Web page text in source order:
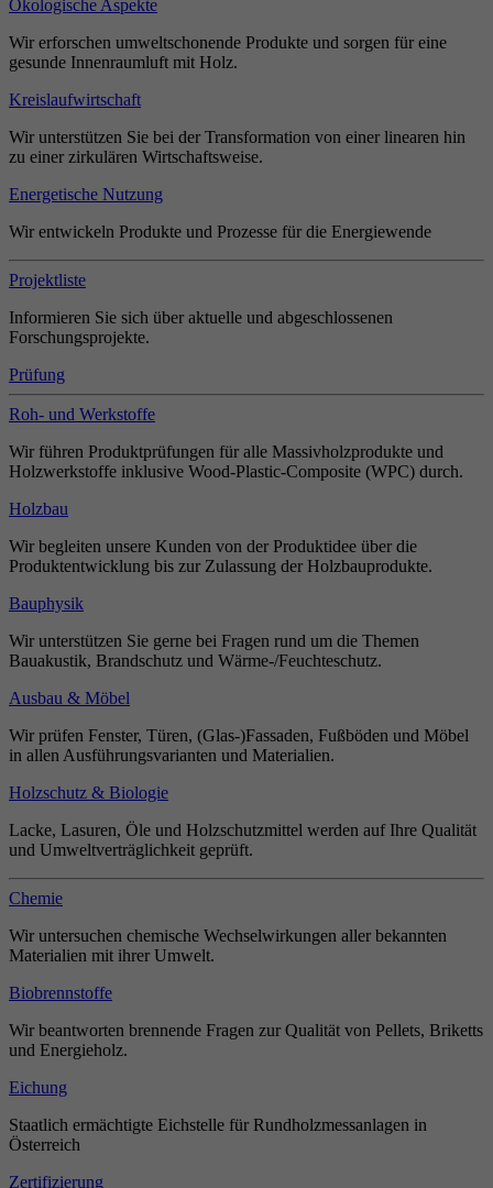
Ökologische Aspekte
Wir erforschen umweltschonende Produkte und sorgen für eine
gesunde Innenraumluft mit Holz.
Kreislaufwirtschaft
Wir unterstützen Sie bei der Transformation von einer linearen hin
zu einer zirkulären Wirtschaftsweise.
Energetische Nutzung
Wir entwickeln Produkte und Prozesse für die Energiewende
Projektliste
Informieren Sie sich über aktuelle und abgeschlossenen
Forschungsprojekte.
Prüfung
Roh- und Werkstoffe
Wir führen Produktprüfungen für alle Massivholzprodukte und
Holzwerkstoffe inklusive Wood-Plastic-Composite (WPC) durch.
Holzbau
Wir begleiten unsere Kunden von der Produktidee über die
Produktentwicklung bis zur Zulassung der Holzbauprodukte.
Bauphysik
Wir unterstützen Sie gerne bei Fragen rund um die Themen
Bauakustik, Brandschutz und Wärme-/Feuchteschutz.
Ausbau & Möbel
Wir prüfen Fenster, Türen, (Glas-)Fassaden, Fußböden und Möbel
in allen Ausführungsvarianten und Materialien.
Holzschutz & Biologie
Lacke, Lasuren, Öle und Holzschutzmittel werden auf Ihre Qualität
und Umweltverträglichkeit geprüft.
Chemie
Wir untersuchen chemische Wechselwirkungen aller bekannten
Materialien mit ihrer Umwelt.
Biobrennstoffe
Wir beantworten brennende Fragen zur Qualität von Pellets, Briketts
und Energieholz.
Eichung
Staatlich ermächtigte Eichstelle für Rundholzmessanlagen in
Österreich
Zertifizierung